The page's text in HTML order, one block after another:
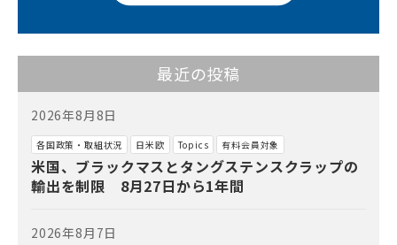
最近の投稿
2026年8月8日
各国政策・取組状況 日米欧 Topics 有料会員対象
米国、ブラックマスとタングステンスクラップの
輸出を制限 8月27日から1年間
2026年8月7日